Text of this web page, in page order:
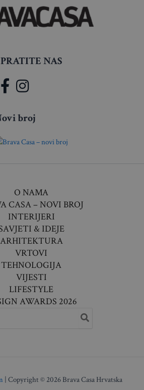
PRATITE NAS
broj
O NAMA
CASA – NOVI BROJ
INTERIJERI
& IDEJE
ARHITEKTURA
VRTOVI
TEHNOLOGIJA
VIJESTI
LIFESTYLE
AWARDS 2026
| Copyright © 2026 Brava Casa Hrvatska